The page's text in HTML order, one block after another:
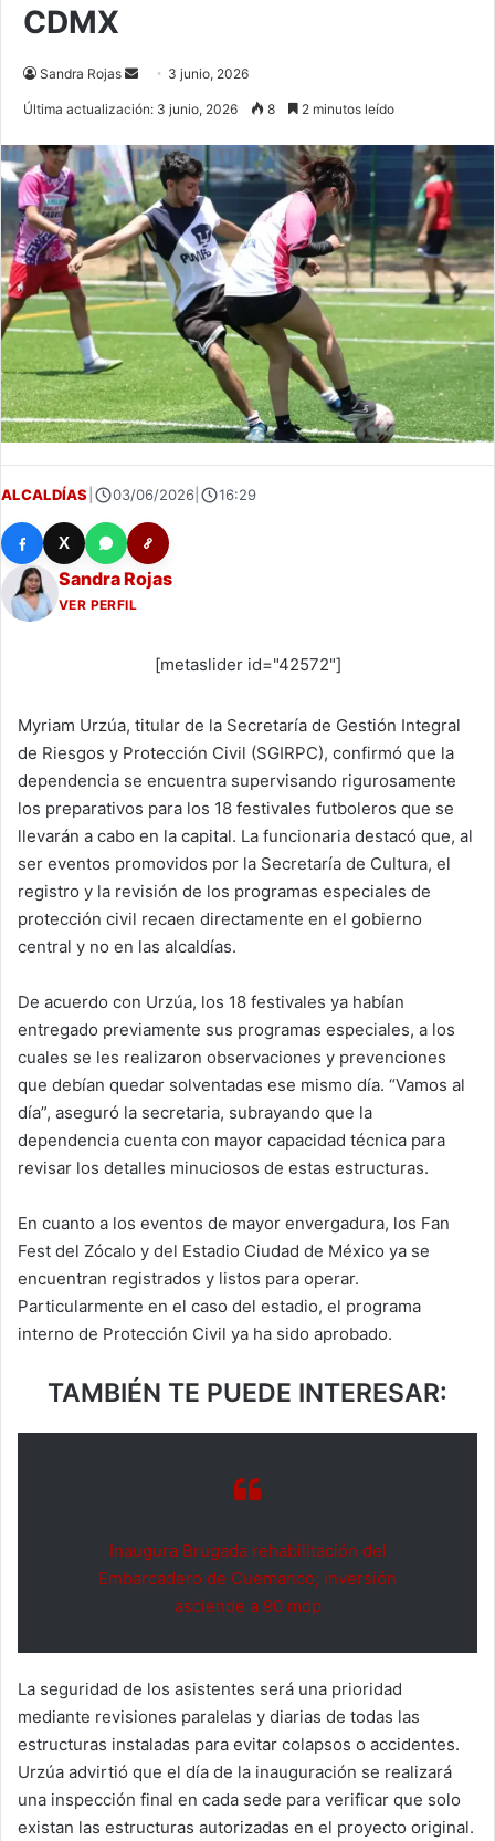
CDMX
Sandra Rojas
Send
an
3 junio, 2026
Última actualización: 3 junio, 2026 8 2 minutos leído
ALCALDÍAS 03/06/2026| 16:29
X
Sandra Rojas
VER PERFIL
[metaslider id="42572"]
Myriam Urzúa, titular de la Secretaría de Gestión Integral
de Riesgos y Protección Civil (SGIRPC), confirmó que la
dependencia se encuentra supervisando rigurosamente
los preparativos para los 18 festivales futboleros que se
llevarán a cabo en la capital. La funcionaria destacó que, al
ser eventos promovidos por la Secretaría de Cultura, el
registro y la revisión de los programas especiales de
protección civil recaen directamente en el gobierno
central y no en las alcaldías.
De acuerdo con Urzúa, los 18 festivales ya habían
entregado previamente sus programas especiales, a los
cuales se les realizaron observaciones y prevenciones
que debían quedar solventadas ese mismo día. “Vamos al
día”, aseguró la secretaria, subrayando que la
dependencia cuenta con mayor capacidad técnica para
revisar los detalles minuciosos de estas estructuras.
En cuanto a los eventos de mayor envergadura, los Fan
Fest del Zócalo y del Estadio Ciudad de México ya se
encuentran registrados y listos para operar.
Particularmente en el caso del estadio, el programa
interno de Protección Civil ya ha sido aprobado.
TAMBIÉN TE PUEDE INTERESAR:
Inaugura Brugada rehabilitación del
Embarcadero de Cuemanco; inversión
asciende a 90 mdp
La seguridad de los asistentes será una prioridad
mediante revisiones paralelas y diarias de todas las
estructuras instaladas para evitar colapsos o accidentes.
Urzúa advirtió que el día de la inauguración se realizará
una inspección final en cada sede para verificar que solo
existan las estructuras autorizadas en el proyecto original.